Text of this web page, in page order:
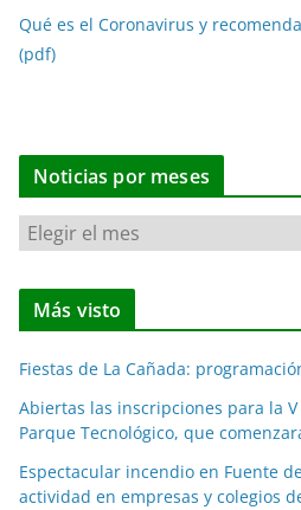
Qué es el Coronavirus y
(pdf)
Noticias por meses
N
t
i
a
s
p
o
Más visto
Fiestas de La Cañada:
Abiertas las inscripciones para la
Parque Tecnológico, que
Espectacular incendio en Fuente
actividad en empresas y colegios